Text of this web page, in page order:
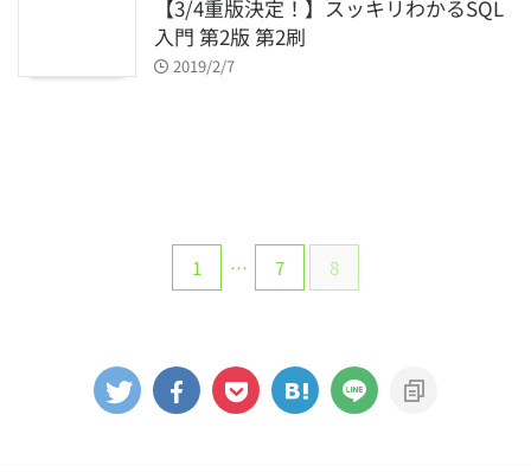
【3/4重版決定！】スッキリわかるSQL
入門 第2版 第2刷
2019/2/7
1 … 7 8